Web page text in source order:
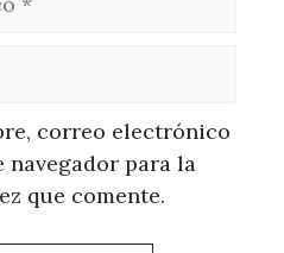
correo electrónico
navegador para la
que comente.